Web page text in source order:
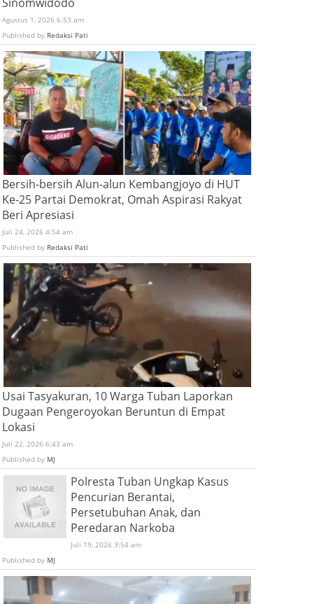
Agustus 1, 2026 6:53 am
Published by Redaksi Pati
Bersih-bersih Alun-alun Kembangjoyo di HUT
Ke-25 Partai Demokrat, Omah Aspirasi Rakyat
Beri Apresiasi
Juli 24, 2026 4:54 am
Published by Redaksi Pati
Usai Tasyakuran, 10 Warga Tuban Laporkan
Dugaan Pengeroyokan Beruntun di Empat
Lokasi
Juli 22, 2026 6:43 am
Published by MJ
Polresta Tuban Ungkap Kasus
Pencurian Berantai,
Persetubuhan Anak, dan
Peredaran Narkoba
Juli 19, 2026 3:54 am
Published by MJ